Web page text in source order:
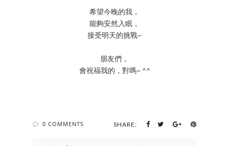
希望今晚的我，
能夠安然入眠，
接受明天的挑戰~
朋友們，
會祝福我的，對嗎~ ^^
0 COMMENTS SHARE: